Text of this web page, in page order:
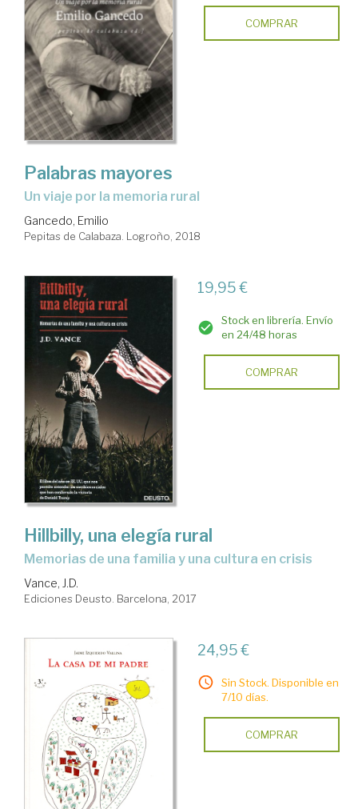
COMPRAR
Palabras mayores
un viaje por la memoria rural
Gancedo, Emilio
Pepitas de Calabaza. Logroño, 2018
19,95 €
Stock en librería. Envío
en 24/48 horas
COMPRAR
Hillbilly, una elegía rural
memorias de una familia y una cultura en crisis
Vance, J.D.
Ediciones Deusto. Barcelona, 2017
24,95 €
Sin Stock. Disponible en
7/10 días.
COMPRAR